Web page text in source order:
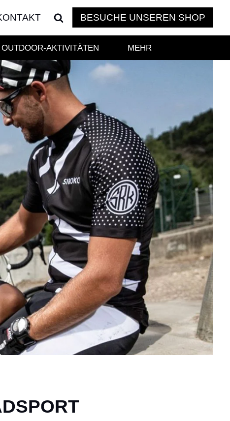
BESUCHE UNSEREN SHOP
AKTIVITÄTEN MEHR